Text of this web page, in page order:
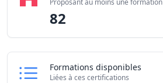
Proposant au moins une formation
82
Formations disponibles
Liées à ces certifications